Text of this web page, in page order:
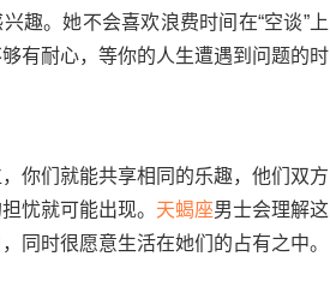
趣。她不会喜欢浪费时间在“空谈”上
有耐心，等你的人生遭遇到问题的时
们就能共享相同的乐趣，他们双方
忧就可能出现。 天蝎座男士会理解这
同时很愿意生活在她们的占有之中。